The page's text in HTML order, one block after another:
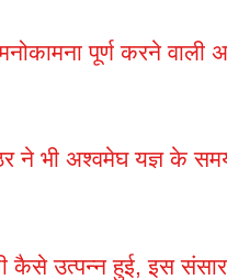
पूर्ण करने वाली
ने भी अश्वमेघ यज्ञ के
कैसे उत्पन्न हुई, इस